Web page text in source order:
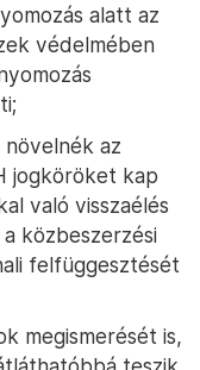
alatt az
védelmében
az
jogköröket kap
való visszaélés
közbeszerzési
felfüggesztését
megismerését is,